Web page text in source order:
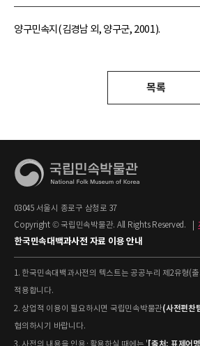
양구민속지(김경남 외, 양구군, 2001).
목록
03045 서울시 종로구 삼청로 37
Copyright © 국립민속박물관. All Rights Reserved.
한국민속대백과사전 자료 이용 안내
1. 한국민속대백과사전의 텍스트는 공공누리 제2유형(
적용합니다.
2. 상업적 이용이 필요하시면 국립민속박물관(사전편
협의하시기 바랍니다.
3. 사전의 내용을 인용·활용하실 때에는 ' [출처: 표제어